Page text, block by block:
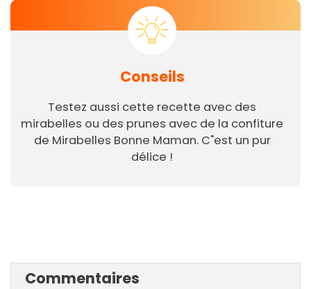
Conseils
Testez aussi cette recette avec des
mirabelles ou des prunes avec de la confiture
de Mirabelles Bonne Maman. C"est un pur
délice !
Commentaires